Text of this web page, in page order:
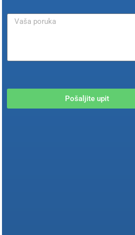
Pošaljite upit